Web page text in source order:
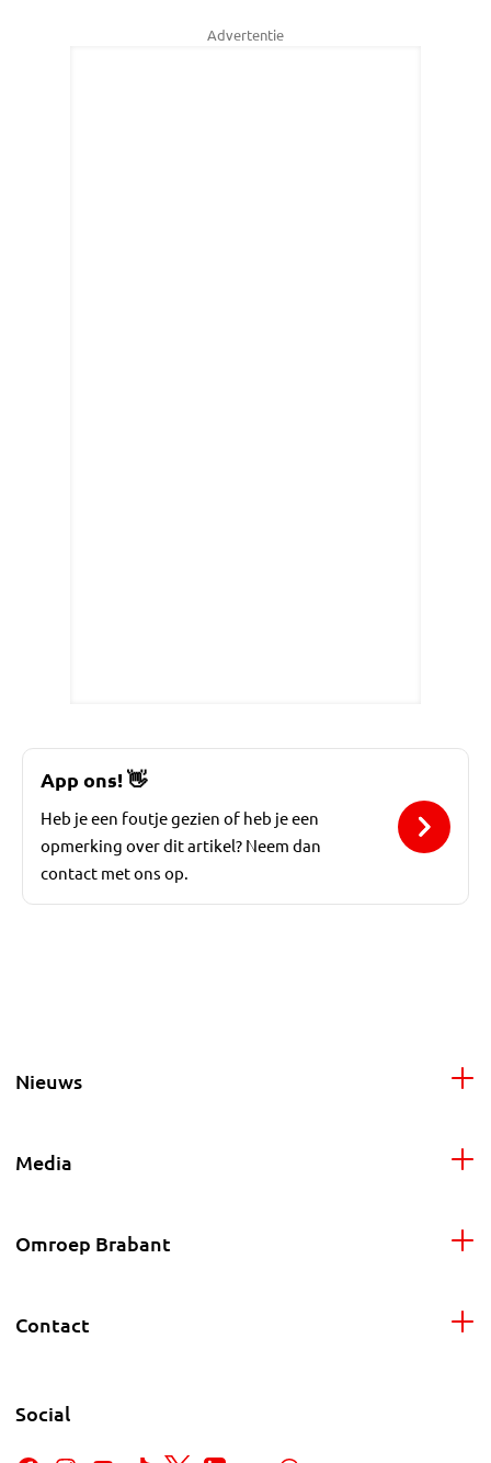
Advertentie
App ons!👋
Heb je een foutje gezien of heb je een
opmerking over dit artikel? Neem dan
contact met ons op.
Nieuws
Media
Omroep Brabant
Contact
Social